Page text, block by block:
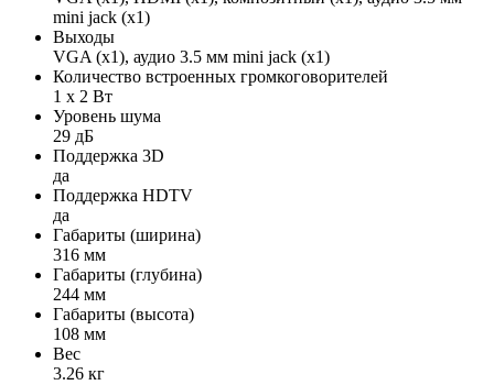
mini jack (x1)
Выходы
VGA (x1), аудио 3.5 мм mini jack (x1)
Количество встроенных громкоговорителей
1 x 2 Вт
Уровень шума
29 дБ
Поддержка 3D
да
Поддержка HDTV
да
Габариты (ширина)
316 мм
Габариты (глубина)
244 мм
Габариты (высота)
108 мм
Вес
3.26 кг